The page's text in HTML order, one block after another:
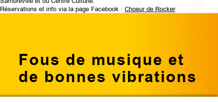
Réservations et info via la page Facebook : Choeur de Rocker
Fous de musique et
de bonnes vibrations